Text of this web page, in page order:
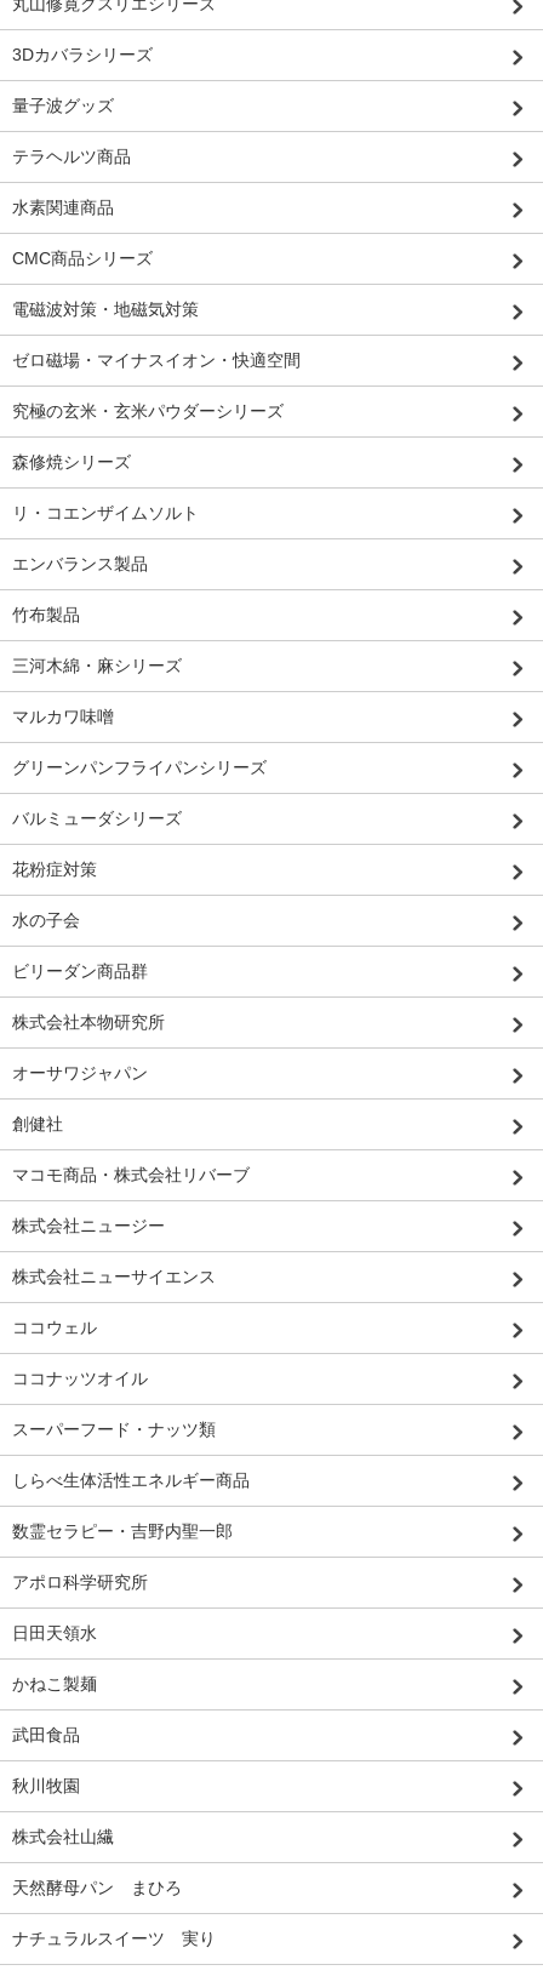
3Dカバラシリーズ
量子波グッズ
テラヘルツ商品
水素関連商品
CMC商品シリーズ
電磁波対策・地磁気対策
ゼロ磁場・マイナスイオン・快適空間
究極の玄米・玄米パウダーシリーズ
森修焼シリーズ
リ・コエンザイムソルト
エンバランス製品
竹布製品
三河木綿・麻シリーズ
マルカワ味噌
グリーンパンフライパンシリーズ
バルミューダシリーズ
花粉症対策
水の子会
ビリーダン商品群
株式会社本物研究所
オーサワジャパン
創健社
マコモ商品・株式会社リバーブ
株式会社ニュージー
株式会社ニューサイエンス
ココウェル
ココナッツオイル
スーパーフード・ナッツ類
しらべ生体活性エネルギー商品
数霊セラピー・吉野内聖一郎
アポロ科学研究所
日田天領水
かねこ製麺
武田食品
秋川牧園
株式会社山繊
天然酵母パン まひろ
ナチュラルスイーツ 実り